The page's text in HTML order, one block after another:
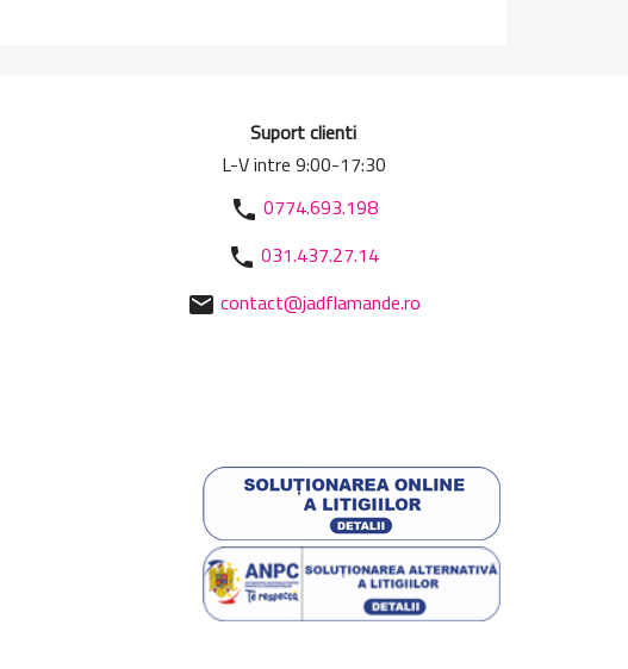
Suport clienti
L-V intre 9:00-17:30
phone 0774.693.198
phone 031.437.27.14
mail contact@jadflamande.ro